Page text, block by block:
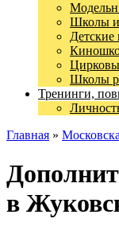
Школы
Школы
Тренинги,
Главная »
в